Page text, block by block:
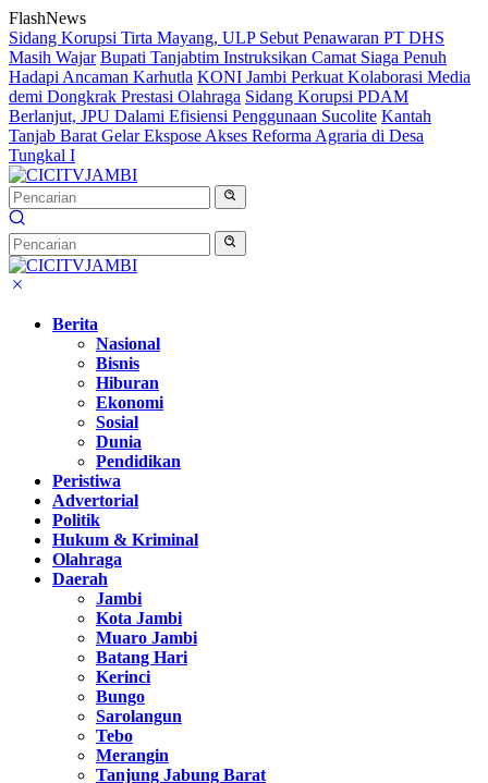
Langsung
ke
konten
FlashNews
Sidang Korupsi Tirta Mayang, ULP Sebut Penawaran PT DHS
Masih Wajar Bupati Tanjabtim Instruksikan Camat Siaga Penuh
Hadapi Ancaman Karhutla KONI Jambi Perkuat Kolaborasi Media
demi Dongkrak Prestasi Olahraga Sidang Korupsi PDAM
Berlanjut, JPU Dalami Efisiensi Penggunaan Sucolite Kantah
Tanjab Barat Gelar Ekspose Akses Reforma Agraria di Desa
Tungkal I
Berita
Nasional
Bisnis
Hiburan
Ekonomi
Sosial
Dunia
Pendidikan
Peristiwa
Advertorial
Politik
Hukum & Kriminal
Olahraga
Daerah
Jambi
Kota Jambi
Muaro Jambi
Batang Hari
Kerinci
Bungo
Sarolangun
Tebo
Merangin
Tanjung Jabung Barat